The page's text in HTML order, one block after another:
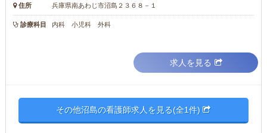
住所 兵庫県南あわじ市沼島２３６８－１
診療科目 内科 小児科 外科
求人を見る
その他沼島の看護師求人を見る(全1件)